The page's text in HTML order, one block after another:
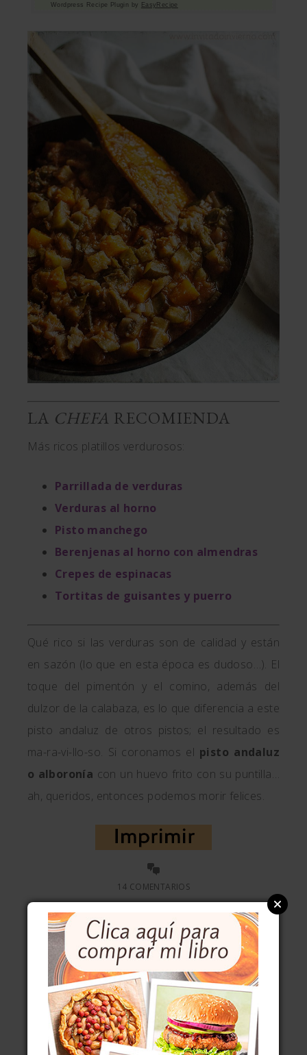
Wordpress Recipe Plugin by EasyRecipe
LA CHEFA RECOMIENDA
Más ricos platillos verdurosos:
Parrillada de verduras
Verduras al horno
Pisto manchego
Berenjenas al horno con almendras
Crepes de espinacas
Tortitas de guisantes y puerro
Qué rico si las verduras son de calidad y están
en sazón (lo que en esta época es dudoso…). El
toque del pimentón y el comino, además del
dulzor de la calabaza, es lo que diferencia a este
pisto andaluz de otros pistos; el resultado es
ma-ra-vi-llo-so. Si coronamos el pisto andaluz
o alboronía con un huevo frito con su puntilla…
ah, queridos, entonces podemos morir felices.
14 COMENTARIOS
SUSCRÍBETE PARA NO PERDERTE NADA Y
LLÉVATE UN MINIRRECETARIO
ENTÉRATE DE LO QUE SE
CUECE